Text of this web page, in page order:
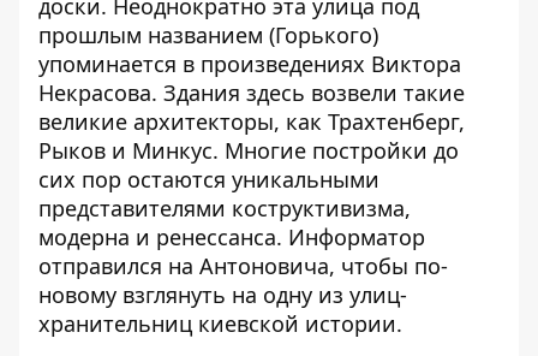
доски. Неоднократно эта улица под
прошлым названием (Горького)
упоминается в произведениях Виктора
Некрасова. Здания здесь возвели такие
великие архитекторы, как Трахтенберг,
Рыков и Минкус. Многие постройки до
сих пор остаются уникальными
представителями коструктивизма,
модерна и ренессанса. Информатор
отправился на Антоновича, чтобы по-
новому взглянуть на одну из улиц-
хранительниц киевской истории.